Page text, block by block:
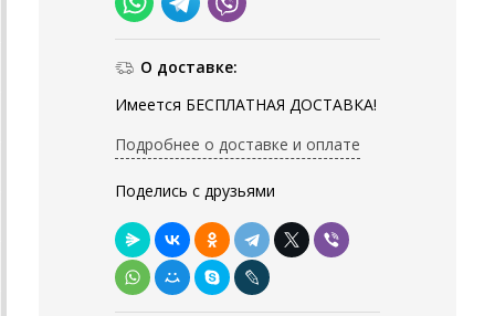
О доставке:
Имеется БЕСПЛАТНАЯ ДОСТАВКА!
Подробнее о доставке и оплате
Поделись с друзьями